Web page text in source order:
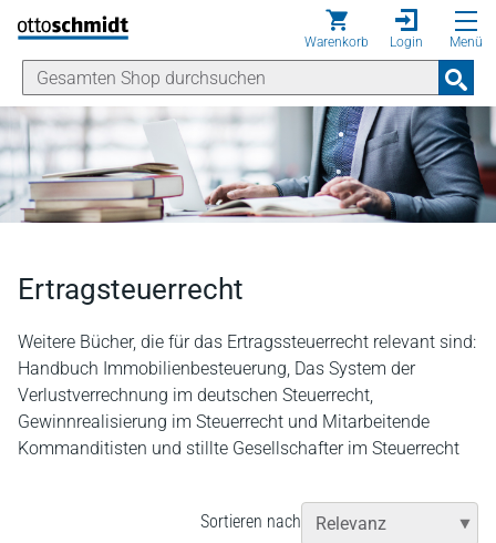
Direkt zum Inhalt
Warenkorb Login Menü
Ertragsteuerrecht
Weitere Bücher, die für das Ertragssteuerrecht relevant sind:
Handbuch Immobilienbesteuerung, Das System der
Verlustverrechnung im deutschen Steuerrecht,
Gewinnrealisierung im Steuerrecht und Mitarbeitende
Kommanditisten und stillte Gesellschafter im Steuerrecht
Sortieren nach